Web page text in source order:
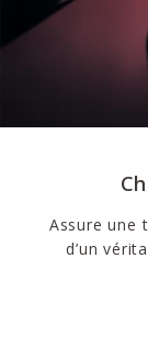
Assure une
d’un